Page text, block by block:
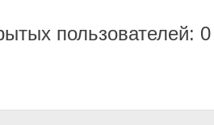
пользователей: 0